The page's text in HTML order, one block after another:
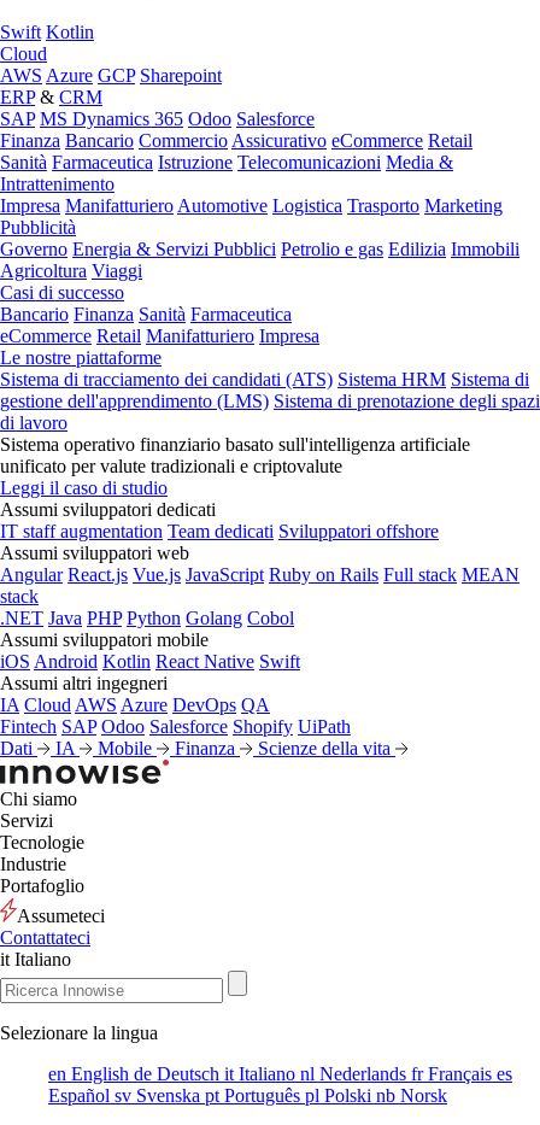
Swift Kotlin
Cloud
AWS Azure GCP Sharepoint
ERP& CRM
SAP MS Dynamics 365 Odoo Salesforce
Finanza Bancario Commercio Assicurativo eCommerce Retail
Sanità Farmaceutica Istruzione Telecomunicazioni Media &
Intrattenimento
Impresa Manifatturiero Automotive Logistica Trasporto Marketing
Pubblicità
Governo Energia & Servizi Pubblici Petrolio e gas Edilizia Immobili
Agricoltura Viaggi
Casi di successo
Bancario Finanza Sanità Farmaceutica
eCommerce Retail Manifatturiero Impresa
Le nostre piattaforme
Sistema di tracciamento dei candidati (ATS) Sistema HRM Sistema di
gestione dell'apprendimento (LMS) Sistema di prenotazione degli spazi
di lavoro
Sistema operativo finanziario basato sull'intelligenza artificiale
unificato per valute tradizionali e criptovalute
Leggi il caso di studio
Assumi sviluppatori dedicati
IT staff augmentation Team dedicati Sviluppatori offshore
Assumi sviluppatori web
Angular React.js Vue.js JavaScript Ruby on Rails Full stack MEAN
stack
.NET Java PHP Python Golang Cobol
Assumi sviluppatori mobile
iOS Android Kotlin React Native Swift
Assumi altri ingegneri
IA Cloud AWS Azure DevOps QA
Fintech SAP Odoo Salesforce Shopify UiPath
Dati
IA Mobile Finanza Scienze della vita
Chi siamo
Servizi
Tecnologie
Industrie
Portafoglio
Assumeteci
Contattateci
it Italiano
Selezionare la lingua
en English de Deutsch it Italiano nl Nederlands frFrançais es
Español sv Svenska pt Português pl Polski nb Norsk